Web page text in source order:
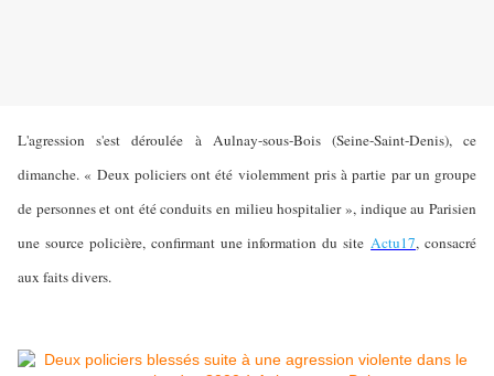
L'agression s'est déroulée à Aulnay-sous-Bois (Seine-Saint-Denis), ce
dimanche. « Deux policiers ont été violemment pris à partie par un groupe
de personnes et ont été conduits en milieu hospitalier », indique au Parisien
une source policière, confirmant une information du siteActu17, consacré
aux faits divers.